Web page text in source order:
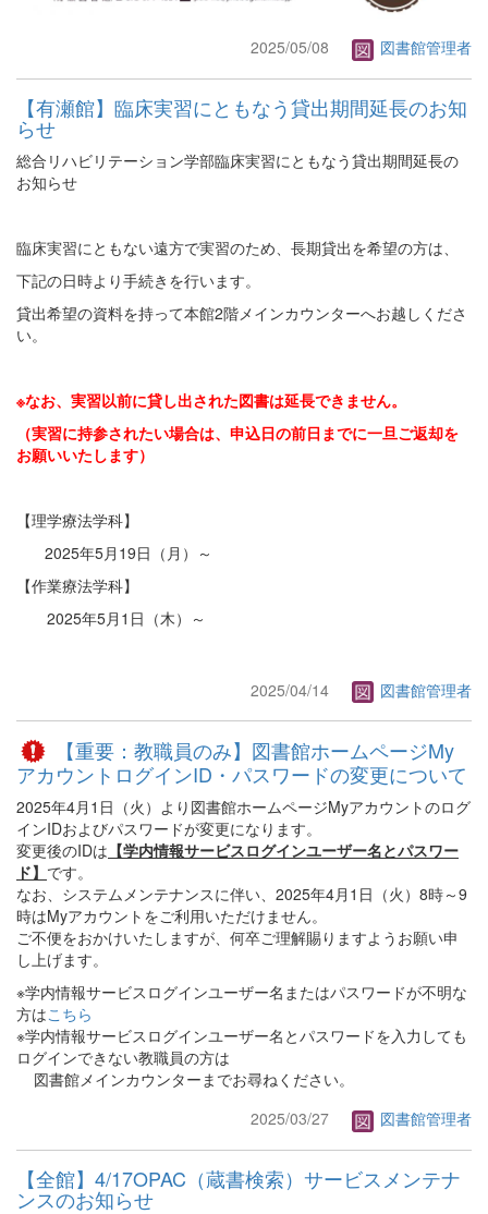
2025/05/08 図書館管理者
【有瀬館】臨床実習にともなう貸出期間延長のお知
らせ
総合リハビリテーション学部臨床実習にともなう貸出期間延長の
お知らせ
臨床実習にともない遠方で実習のため、長期貸出を希望の方は、
下記の日時より手続きを行います。
貸出希望の資料を持って本館2階メインカウンターへお越しくださ
い。
※なお、実習以前に貸し出された図書は延長できません。
（実習に持参されたい場合は、申込日の前日までに一旦ご返却を
お願いいたします）
【理学療法学科】
2025年5月19日（月）～
【作業療法学科】
2025年5月1日（木）～
2025/04/14 図書館管理者
【重要：教職員のみ】図書館ホームページMy
アカウントログインID・パスワードの変更について
2025年4月1日（火）より図書館ホームページMyアカウントのログ
インIDおよびパスワードが変更になります。
変更後のIDは 【学内情報サービスログインユーザー名とパスワー
ド】 です。
なお、システムメンテナンスに伴い、2025年4月1日（火）8時～9
時はMyアカウントをご利用いただけません。
ご不便をおかけいたしますが、何卒ご理解賜りますようお願い申
し上げます。
※学内情報サービスログインユーザー名またはパスワードが不明な
方はこちら
※学内情報サービスログインユーザー名とパスワードを入力しても
ログインできない教職員の方は
図書館メインカウンターまでお尋ねください。
2025/03/27
図書館管理者
【全館】4/17OPAC（蔵書検索）サービスメンテナ
ンスのお知らせ